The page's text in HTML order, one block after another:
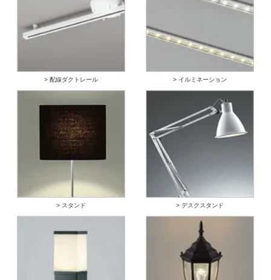
> 配線ダクトレール > イルミネーション
> スタンド > デスクスタンド